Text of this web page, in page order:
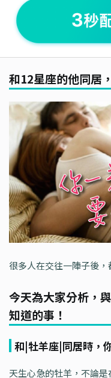
和12星座的他同居
很多人在交往一陣子後，
今天為大家分析，
知道的事！
和|牡羊座|同居時，
天生心急的牡羊，不論